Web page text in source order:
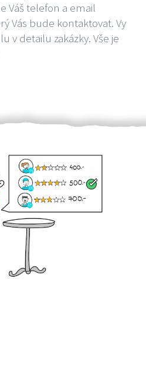
Váš telefon a email
Vás bude kontaktovat. Vy
v detailu zakázky. Vše je